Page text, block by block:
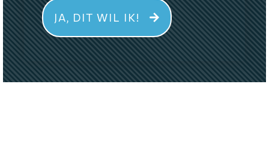
JA, DIT WIL IK!